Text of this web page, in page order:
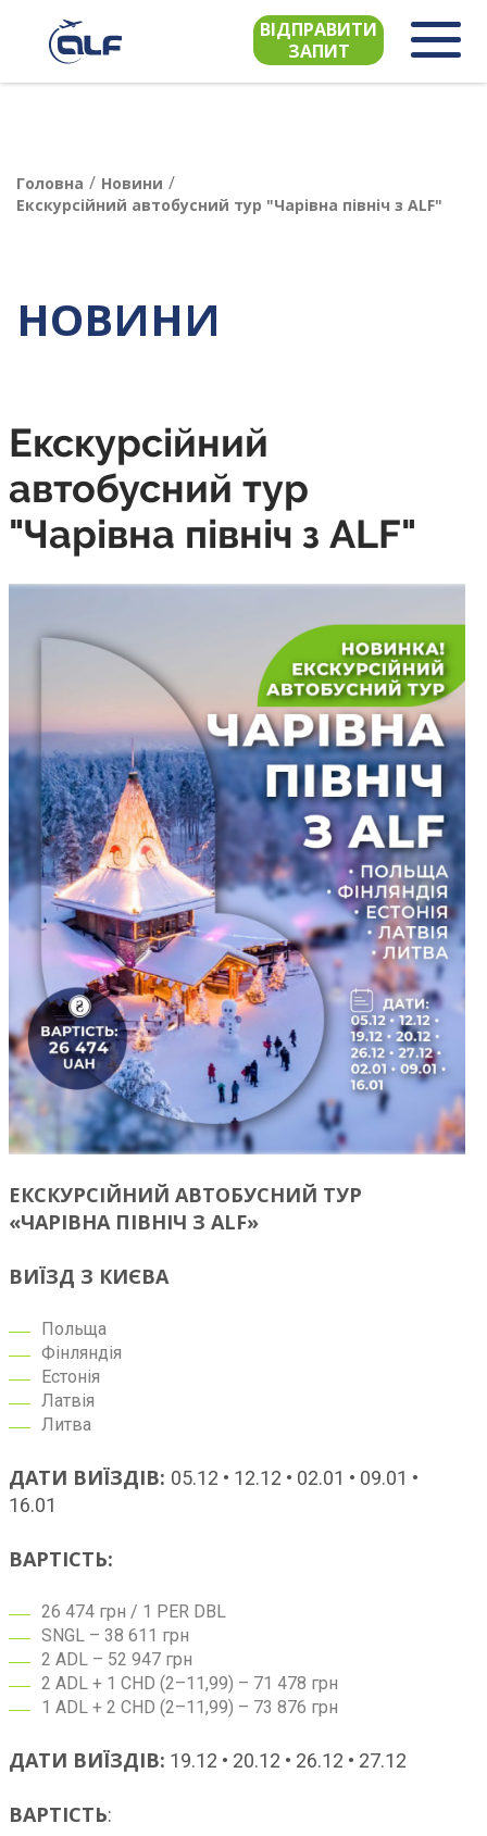
ВІДПРАВИТИ
ЗАПИТ
Головна / Новини /
Екскурсійний автобусний тур "Чарівна північ з ALF"
НОВИНИ
Екскурсійний
автобусний тур
"Чарівна північ з ALF"
ЕКСКУРСІЙНИЙ АВТОБУСНИЙ ТУР
«ЧАРІВНА ПІВНІЧ З ALF»
ВИЇЗД З КИЄВА
Польща
Фінляндія
Естонія
Латвія
Литва
ДАТИ ВИЇЗДІВ: 05.12 • 12.12 • 02.01 • 09.01 •
16.01
ВАРТІСТЬ:
26 474 грн / 1 PER DBL
SNGL – 38 611 грн
2 ADL – 52 947 грн
2 ADL + 1 CHD (2–11,99) – 71 478 грн
1 ADL + 2 CHD (2–11,99) – 73 876 грн
ДАТИ ВИЇЗДІВ: 19.12 • 20.12 • 26.12 • 27.12
ВАРТІСТЬ: